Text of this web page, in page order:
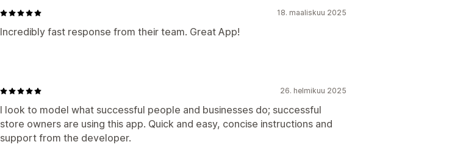
18. maaliskuu 2025
Incredibly fast response from their team. Great App!
26. helmikuu 2025
I look to model what successful people and businesses do; successful
store owners are using this app. Quick and easy, concise instructions and
support from the developer.